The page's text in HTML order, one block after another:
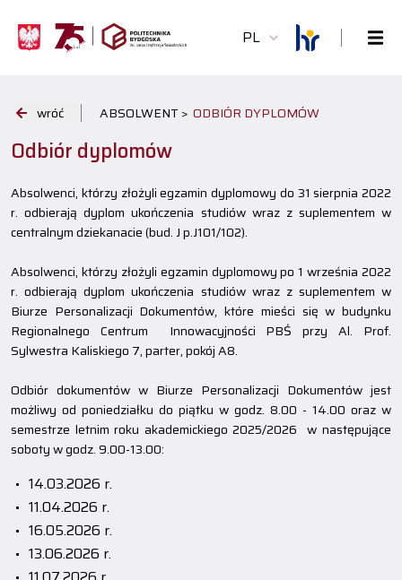
PL
wróć ABSOLWENT > ODBIÓR DYPLOMÓW
Odbiór dyplomów
Absolwenci, którzy złożyli egzamin dyplomowy do 31 sierpnia 2022
r. odbierają dyplom ukończenia studiów wraz z suplementem w
centralnym dziekanacie (bud. J p.J101/102).
Absolwenci, którzy złożyli egzamin dyplomowy po 1 września 2022
r. odbierają dyplom ukończenia studiów wraz z suplementem w
Biurze Personalizacji Dokumentów, które mieści się w budynku
Regionalnego Centrum Innowacyjności PBŚ przy Al. Prof.
Sylwestra Kaliskiego 7, parter, pokój A8.
Odbiór dokumentów w Biurze Personalizacji Dokumentów jest
możliwy od poniedziałku do piątku w godz. 8.00 - 14.00 oraz w
semestrze letnim roku akademickiego 2025/2026 w następujące
soboty w godz. 9.00-13.00:
14.03.2026 r.
11.04.2026 r.
16.05.2026 r.
13.06.2026 r.